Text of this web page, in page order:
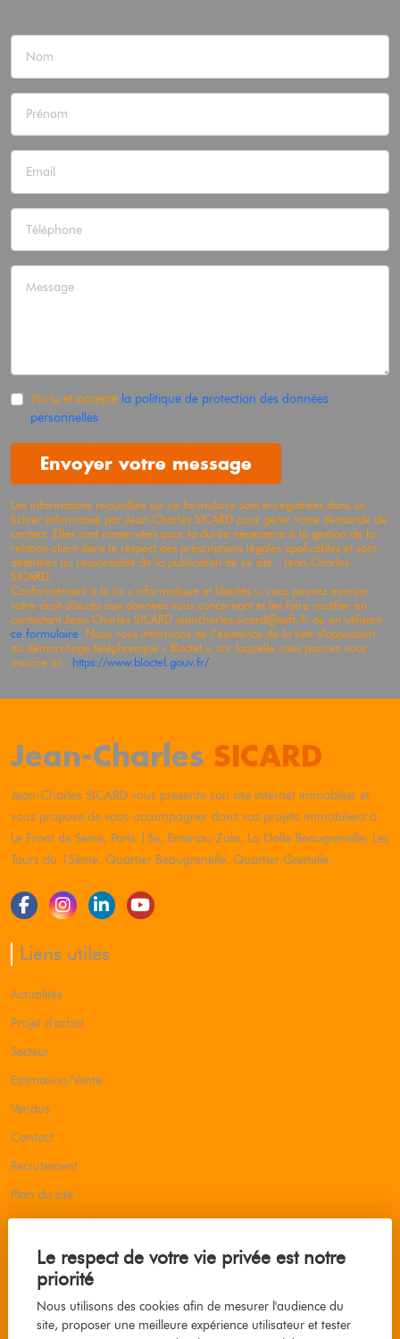
Le respect de votre vie privée est notre
priorité
Nous utilisons des cookies afin de mesurer l'audience du
site, proposer une meilleure expérience utilisateur et tester
J'ai lu et accepté la politique de protection des données
personnelles
Envoyer votre message
Les informations recueillies sur ce formulaire sont enregistrées dans un
fichier informatisé par Jean-Charles SICARD pour gérer votre demande de
contact. Elles sont conservées pour la durée nécessaire à la gestion de la
relation client dans le respect des prescriptions légales applicables et sont
destinées au responsable de la publication de ce site : Jean-Charles
SICARD.
Conformément à la loi « informatique et libertés », vous pouvez exercer
votre droit d'accès aux données vous concernant et les faire rectifier en
contactant Jean-Charles SICARD jeancharles.sicard@safti.fr ou en utilisant
ce formulaire. Nous vous informons de l’existence de la liste d'opposition
au démarchage téléphonique « Bloctel », sur laquelle vous pouvez vous
inscrire ici : https://www.bloctel.gouv.fr/
Jean-Charles SICARD
Jean-Charles SICARD vous présente son site internet immobilier et
vous propose de vous accompagner dans vos projets immobiliers à
Le Front de Seine, Paris 15e, Emeriau-Zola, La Dalle Beaugrenelle, Les
Tours du 15ème, Quartier Beaugrenelle, Quartier Grenelle.
Liens utiles
Actualités
Projet d'achat
Secteur
Estimation/Vente
Vendus
Contact
Recrutement
Plan du site
Mentions légales
Barème d'honoraires
Faites estimer votre bien